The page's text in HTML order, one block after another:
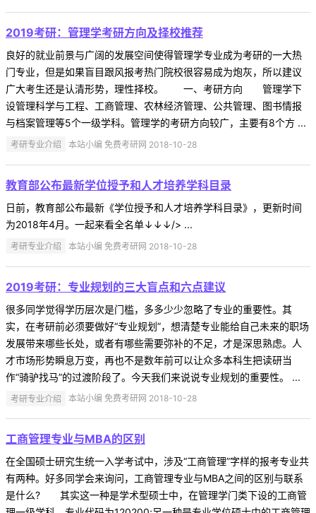
2019考研：管理学考研方向及择校推荐
良好的就业前景与广阔的发展空间使得管理学专业成为考研的一大热
门专业，但是如果盲目跟风报考热门院校很容易成为炮灰，所以建议
广大考生还是认清形势，理性择校。 一、考研方向 管理学下
设管理科学与工程、工商管理、农林经济管理、公共管理、图书情报
与档案管理等5个一级学科。管理学的考研方向较广，主要有8个方 ...
考研专业介绍 本站小编 免费考研网 2018-10-28
教育部公布最新学位授予和人才培养学科目录
日前，教育部公布最新《学位授予和人才培养学科目录》，更新时间
为2018年4月。一起来看全名单↓↓↓/> ...
考研专业介绍 本站小编 免费考研网 2018-10-28
2019考研：专业规划的三大盲点和六点建议
很多同学觉得学历层次是门槛，多多少少忽略了专业的重要性。其
实，在考研前必须要做好“专业规划”，想清楚专业能给自己未来的职场
发展带来哪些长处，或者有哪些需要弥补的不足，才是深思熟虑。人
才市场形势瞬息万变，再也不是数年前可以让众多本科生把读研当
作“骑驴找马”的过渡阶段了。今天我们来说说专业规划的重要性。 ...
考研专业介绍 本站小编 免费考研网 2018-10-28
工商管理专业与MBA的区别
在全国硕士研究生统一入学考试中，涉及“工商管理”字样的报考专业共
有两种。好多同学会来询问，工商管理专业与MBA之间的区别与联系
是什么? 其实这一种是学术型硕士中，在管理学门类下设的工商管